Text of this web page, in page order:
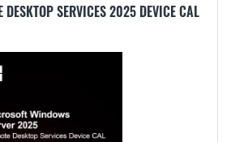
DESKTOP SERVICES 2025 DEVICE CAL